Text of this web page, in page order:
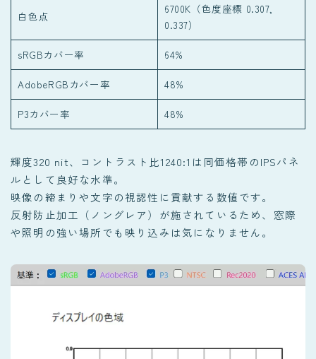
白色点
6700K（色度座標 0.307,
0.337）
sRGBカバー率 64%
AdobeRGBカバー率 48%
P3カバー率 48%
輝度320 nit、コントラスト比1240:1は同価格帯のIPSパネ
ルとして良好な水準。
映像の締まりや文字の視認性に貢献する数値です。
反射防止加工（ノングレア）が施されているため、窓際
や照明の強い場所でも映り込みは気になりません。